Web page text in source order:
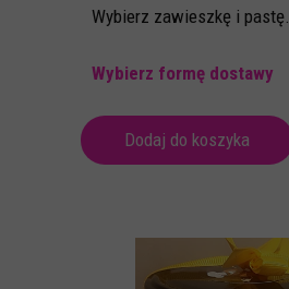
Wybierz zawieszkę i pastę.
Wybierz formę dostawy
Dodaj do koszyka